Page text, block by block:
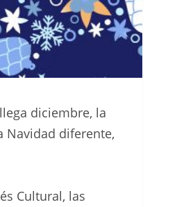
diciembre, la
Navidad diferente,
Cultural, las